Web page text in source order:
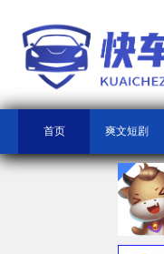
首页 爽文短剧